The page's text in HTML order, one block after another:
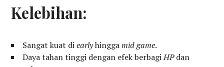
Kelebihan:
Sangat kuat diearlyhinggamid game.
Daya tahan tinggi dengan efek berbagiHPdan